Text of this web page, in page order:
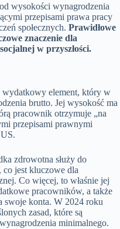
wysokości wynagrodzenia
przepisami prawa pracy
społecznych. Prawidłowe
znaczenie dla
w przyszłości.
element, który w
brutto. Jej wysokość ma
pracownik otrzymuje „na
przepisami prawnymi
zdrowotna służy do
jest kluczowe dla
Co więcej, to właśnie jej
pracowników, a także
swoje konta. W 2024 roku
zasad, które są
minimalnego.